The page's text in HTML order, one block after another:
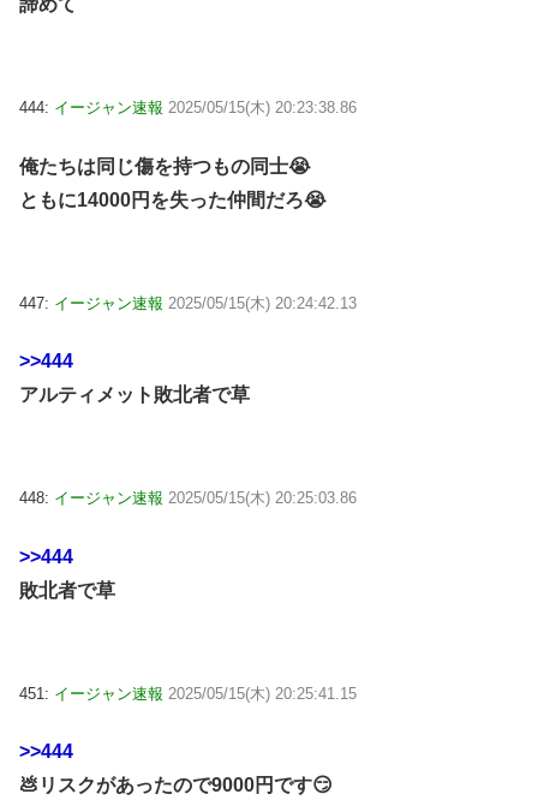
諦めて
444: イージャン速報 2025/05/15(木) 20:23:38.86
俺たちは同じ傷を持つもの同士😭
ともに14000円を失った仲間だろ😭
447: イージャン速報 2025/05/15(木) 20:24:42.13
>>444
アルティメット敗北者で草
448: イージャン速報 2025/05/15(木) 20:25:03.86
>>444
敗北者で草
451: イージャン速報 2025/05/15(木) 20:25:41.15
>>444
💩リスクがあったので9000円です😏